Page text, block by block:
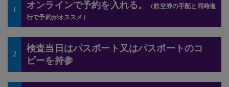
1 オンラインで予約を入れる。
（航空券の手配と同時進
行で予約がオススメ）
2
検査当日はパスポート又はパスポートのコ
ピーを持参